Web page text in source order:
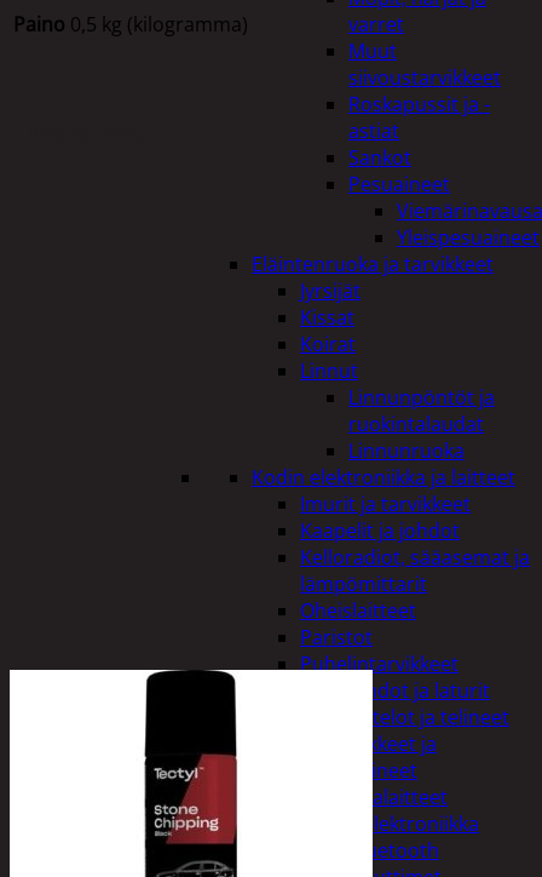
varret
Muut
siivoustarvikkeet
Roskapussit ja -
astiat
Sankot
Pesuaineet
Yleispesuaineet
Eläintenruoka ja tarvikkeet
Jyrsijät
Kissat
Koirat
Linnut
Linnunpöntöt ja
ruokintalaudat
Linnunruoka
Kodin elektroniikka ja laitteet
Imurit ja tarvikkeet
Kaapelit ja johdot
Kelloradiot, sääasemat ja
lämpömittarit
Oheislaitteet
Paristot
Puhelintarvikkeet
Johdot ja laturit
Kotelot ja telineet
Tv-tarvikkeet ja
seinätelineet
Varavirtalaitteet
Viihde-elektroniikka
Bluetooth
Paino 0,5 kg (kilogramma)